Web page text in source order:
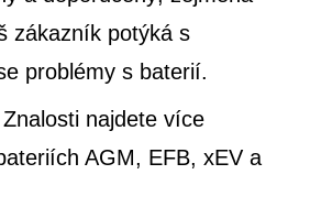
zákazník potýká s
problémy s baterií.
najdete více
AGM, EFB, xEV a